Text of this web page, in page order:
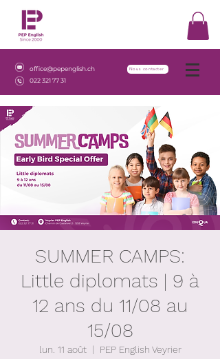
office@pepenglish.ch
022 321 77 31
Nous contacter
SUMMER CAMPS:
Little diplomats | 9 à
12 ans du 11/08 au
15/08
lun. 11 août
  |
PEP English Veyrier